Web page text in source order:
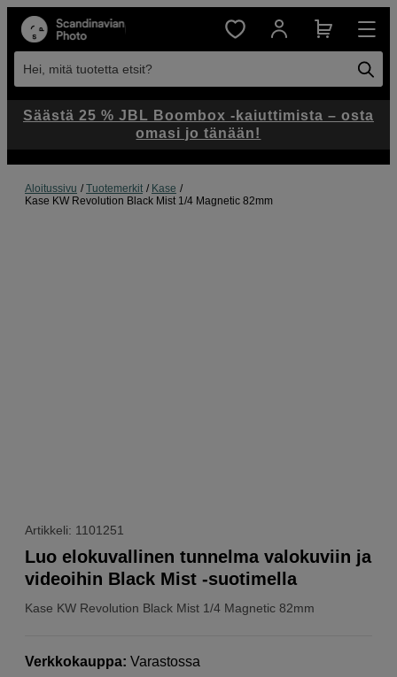
Hei, mitä tuotetta etsit?
Aloitussivu Tuotemerkit
Kase
Kase KW Revolution Black Mist 1/4 Magnetic 82mm
Artikkeli: 1101251
Kase KW Revolution Black Mist 1/4 Magnetic 82mm
Luo elokuvallinen tunnelma valokuviin ja
videoihin Black Mist -suotimella
Verkkokauppa: Varastossa
Säästä 25 % JBL Boombox -kaiuttimista – osta
omasi jo tänään!